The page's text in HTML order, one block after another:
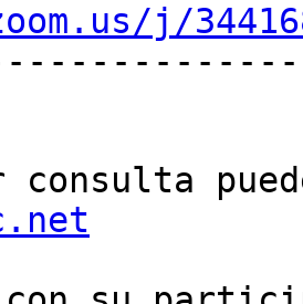
j/
consulta